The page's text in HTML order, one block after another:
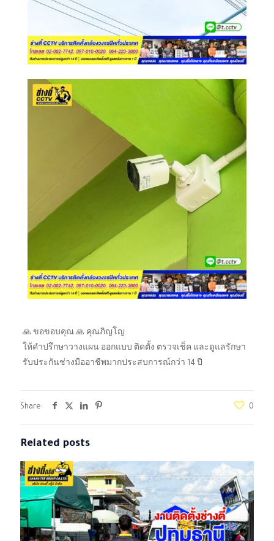
🙏 ขอขอบคุณ 🙏 คุณภิญโญ
ให้คำปรึกษาวางแผน ออกแบบ ติดตั้ง ตรวจเช็ค และดูแลรักษา
รับประกันช่างมืออาชีพมากประสบการณ์กว่า 14 ปี
Share 0
Related posts